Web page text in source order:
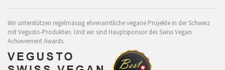
Wir unterstützen regelmässig ehrenamtliche vegane Projekte in der Schweiz
mit Vegusto-Produkten. Und wir sind Hauptsponsor des Swiss Vegan
Achievement Awards.